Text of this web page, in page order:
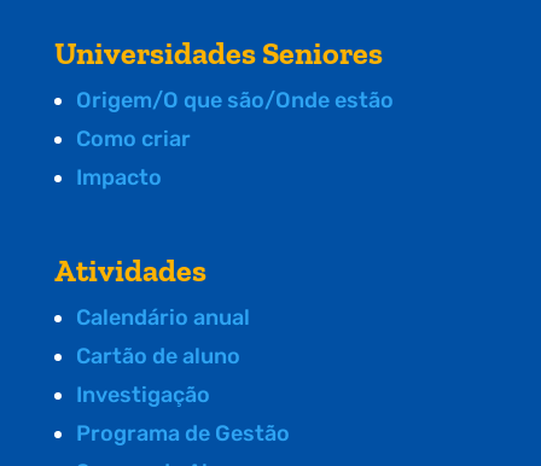
Universidades Seniores
Origem/O que são/Onde estão
Como criar
Impacto
Atividades
Calendário anual
Cartão de aluno
Investigação
Programa de Gestão